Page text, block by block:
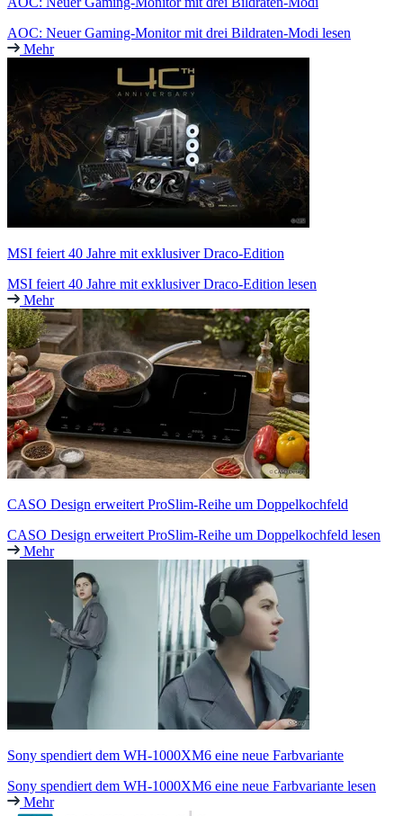
AOC: Neuer Gaming-Monitor mit drei Bildraten-Modi lesen
Mehr
MSI feiert 40 Jahre mit exklusiver Draco-Edition
MSI feiert 40 Jahre mit exklusiver Draco-Edition lesen
Mehr
CASO Design erweitert ProSlim-Reihe um Doppelkochfeld
CASO Design erweitert ProSlim-Reihe um Doppelkochfeld lesen
Mehr
Sony spendiert dem WH-1000XM6 eine neue Farbvariante
Sony spendiert dem WH-1000XM6 eine neue Farbvariante lesen
Mehr